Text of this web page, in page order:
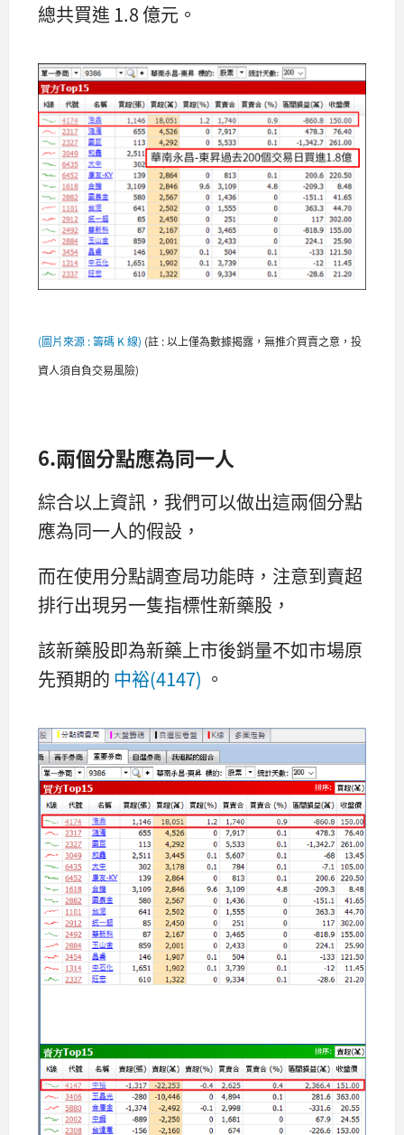
總共買進 1.8 億元。
(圖片來源 : 籌碼 K 線) (註 : 以上僅為數據揭露，無推介買賣之意，投
資人須自負交易風險)
6.兩個分點應為同一人
綜合以上資訊，我們可以做出這兩個分點
應為同一人的假設，
而在使用分點調查局功能時，注意到賣超
排行出現另一隻指標性新藥股，
該新藥股即為新藥上市後銷量不如市場原
先預期的 中裕(4147) 。